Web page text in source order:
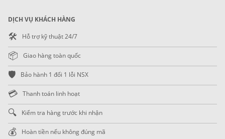
DỊCH VỤ KHÁCH HÀNG
🛠️ Hỗ trợ kỹ thuật 24/7
📦 Giao hàng toàn quốc
🛡️ Bảo hành 1 đổi 1 lỗi NSX
💳 Thanh toán linh hoạt
🔍 Kiểm tra hàng trước khi nhận
💰 Hoàn tiền nếu không đúng mã